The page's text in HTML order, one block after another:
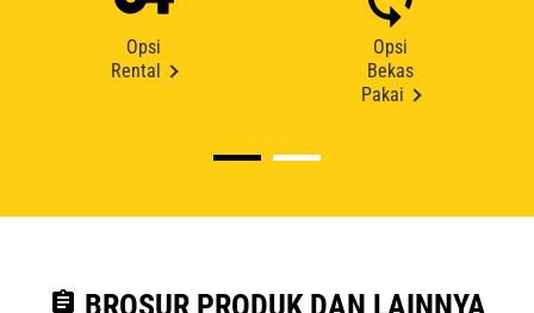
Opsi
Rental
Opsi
Bekas
Pakai
assignment